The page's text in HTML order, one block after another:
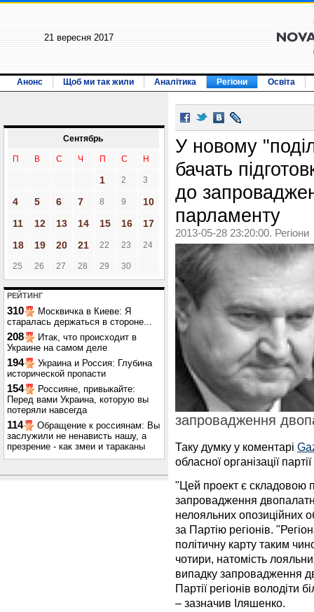
21 вересня 2017
Анонс Щоб ми так жили Аналітика Регіони Освіта
Сентябрь
П В С Ч П С Н
1 2 3
4 5 6 7 8 9
10
11
12 13 14 15 16
17
18
19 20 21 22 23 24
25 26 27 28 29 30
РЕЙТИНГ
310
Москвичка в Киеве: Я
старалась держаться в стороне...
208
Итак, что происходит в
Украине на самом деле
194
Украина и Россия: Глубина
исторической пропасти
154
Россияне, привыкайте:
Перед вами Украина, которую вы
потеряли навсегда
114
Обращение к россиянам: Вы
заслужили не ненависть нашу, а
презрение - как змеи и тараканы
У новому
бачать
до
парламенту
2013-05-28 23:20:00. Регіони
запровадження
Таку думку у коментарі
обласної організації
"Цей проект є складовою
запровадження
нелояльних опозиційних
за Партію регіонів.
політичну карту таким
чотири, натомість
випадку запровадження
Партії регіонів володіти
– зазначив Іляшенко.